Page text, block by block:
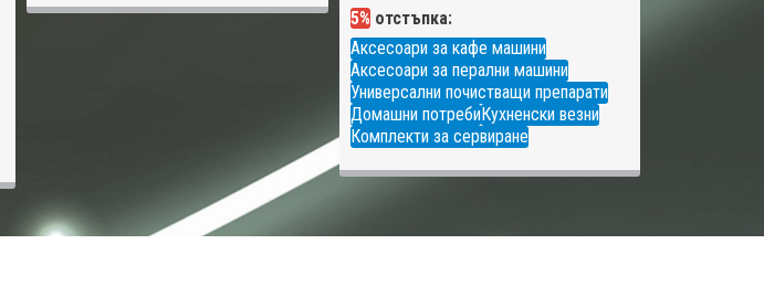
5% отстъпка:
Аксесоари за кафе машини
Аксесоари за перални машини
Универсални почистващи препарати
Домашни потребиКухненски везни
Комплекти за сервиране